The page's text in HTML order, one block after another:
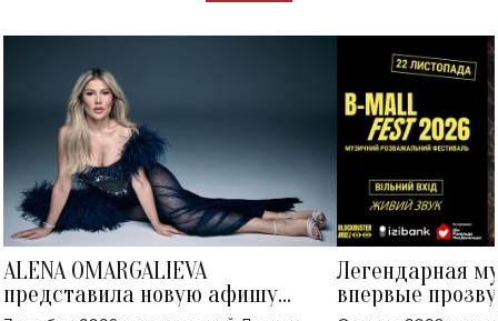
ALENA OMARGALIEVA
представила новую афишу
Легендарная
впервые